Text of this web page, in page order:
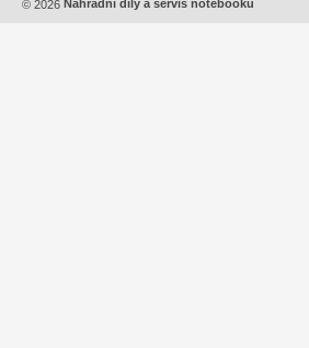
© 2026 Náhradní díly a servis notebooků